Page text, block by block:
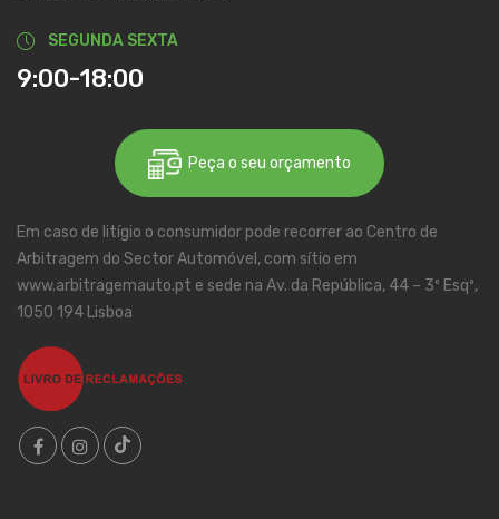
SEGUNDA SEXTA
9:00-18:00
Peça o seu orçamento
Em caso de litígio o consumidor pode recorrer ao Centro de
Arbitragem do Sector Automóvel, com sítio em
www.arbitragemauto.pt e sede na Av. da República, 44 – 3º Esqº,
1050 194 Lisboa